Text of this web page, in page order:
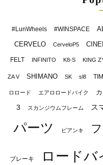
#LunWheels #WINSPACE
CERVELO CerveloP5
FELT INFINITO K8-S KING
ZA V SHIMANO SK sl8
ロロード エアロロードバイク
3
スカンジウムフレーム ス
パーツ ビアンキ
ブレーキ ロードバ